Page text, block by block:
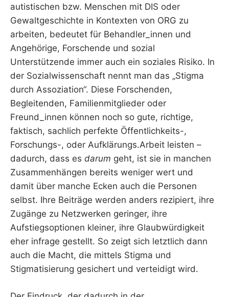
autistischen bzw. Menschen mit DIS oder
Gewaltgeschichte in Kontexten von ORG zu
arbeiten, bedeutet für Behandler_innen und
Angehörige, Forschende und sozial
Unterstützende immer auch ein soziales Risiko. In
der Sozialwissenschaft nennt man das „Stigma
durch Assoziation“. Diese Forschenden,
Begleitenden, Familienmitglieder oder
Freund_innen können noch so gute, richtige,
faktisch, sachlich perfekte Öffentlichkeits-,
Forschungs-, oder Aufklärungs.Arbeit leisten –
dadurch, dass es darum geht, ist sie in manchen
Zusammenhängen bereits weniger wert und
damit über manche Ecken auch die Personen
selbst. Ihre Beiträge werden anders rezipiert, ihre
Zugänge zu Netzwerken geringer, ihre
Aufstiegsoptionen kleiner, ihre Glaubwürdigkeit
eher infrage gestellt. So zeigt sich letztlich dann
auch die Macht, die mittels Stigma und
Stigmatisierung gesichert und verteidigt wird.